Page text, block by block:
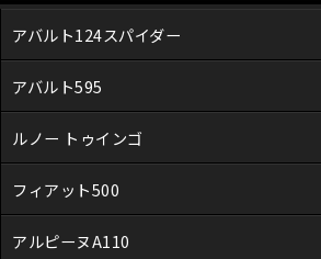
アバルト124スパイダー
アバルト595
ルノー トゥインゴ
フィアット500
アルピーヌA110